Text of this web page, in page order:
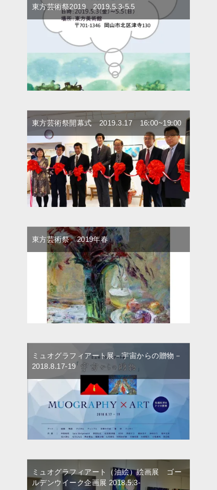
東方芸術祭2019 2019.5.3-5.5
東方芸術祭開幕式 2019.3.17 16:00~19:00
東方芸術祭 2019年春
ミュオグラフィアート展－宇宙からの贈物－
2018.8.17-19
ミュオグラフィアート（油絵）絵画展 ゴー
ルデンウイーク企画展 2018.5.3-